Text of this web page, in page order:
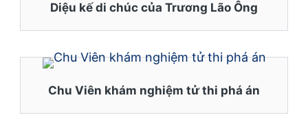
Diệu kế di chúc của Trương Lão Ông
Chu Viên khám nghiệm tử thi phá án